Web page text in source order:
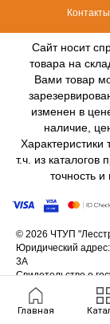
Главная
Контакты
Сайт носит
товара на
Вами товар
изменен в
наличие,
Характеристики
т.ч. из
точность
© 2026 ЧТУП
Юридический
3А
Свидетельство о
15.11.2007 выдано
Интернет-магазин
реестре РБ